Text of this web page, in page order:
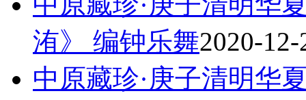
洧》 编钟乐舞2020-
中原藏珍·庚子清明华